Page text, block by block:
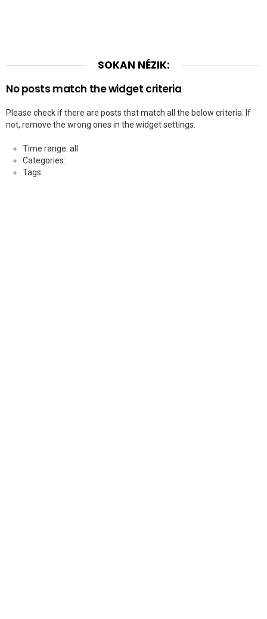
SOKAN NÉZIK:
No posts match the widget criteria
Please check if there are posts that match all the below criteria. If
not, remove the wrong ones in the widget settings.
Time range: all
Categories:
Tags: